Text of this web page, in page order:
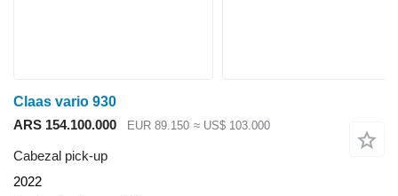
Claas vario 930
ARS 154.100.000
EUR 89.150 ≈ US$ 103.000
Cabezal pick-up
2022